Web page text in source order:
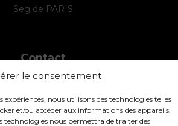
le consentement
expériences, nous utilisons des technologies telles
et/ou accéder aux informations des appareils.
technologies nous permettra de traiter des
Seg de PARIS
Contact
INTERSTISS
42360 Panissières
France